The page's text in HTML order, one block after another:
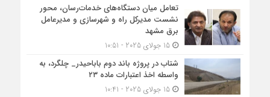
تعامل میان دستگاه‌های خدمات‌رسان، محور
نشست مدیرکل راه و شهرسازی و مدیرعامل
برق مشهد
15 جولای 2025 - 10:51
شتاب در پروژه باند دوم باباحیدر_ چلگرد، به
واسطه اخذ اعتبارات ماده ۲۳
15 جولای 2025 - 10:41